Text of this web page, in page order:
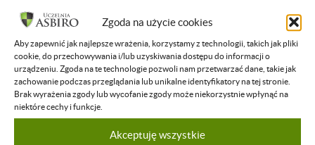
Zgoda na użycie cookies
Aby zapewnić jak najlepsze wrażenia, korzystamy z technologii, takich jak pliki
cookie, do przechowywania i/lub uzyskiwania dostępu do informacji o
urządzeniu. Zgoda na te technologie pozwoli nam przetwarzać dane, takie jak
zachowanie podczas przeglądania lub unikalne identyfikatory na tej stronie.
Brak wyrażenia zgody lub wycofanie zgody może niekorzystnie wpłynąć na
niektóre cechy i funkcje.
Akceptuję wszystkie
Krzysztof Gonet
Praktyczne zastosowanie AI w